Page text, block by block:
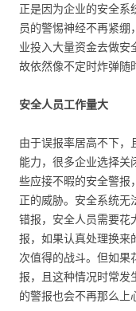
正是因为企业的安全系
员的警惕神经不再紧
业投入大量资金去做安
故依然像不定时炸弹随
安全人员工作量大
由于误报率居高不下，
能力，很多企业选择关
些应接不暇的安全警报
正的威胁。安全系统无
错报，安全人员需要花
报，如果认真处理换来
次值得的战斗。但如果
报，且这种情况时常发
的警报也会不再那么上